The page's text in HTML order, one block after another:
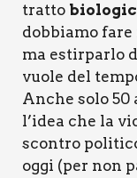
trat­to
dob­bia­mo
ma estir­par­lo
vuo­le del
Anche solo 50
l’i­dea che la
scon­tro
oggi (per non